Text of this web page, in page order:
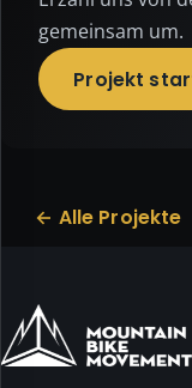
gemeinsam um.
Projekt
← Alle Projekte
datensparsam
und
nutzt
oder
ist
nur